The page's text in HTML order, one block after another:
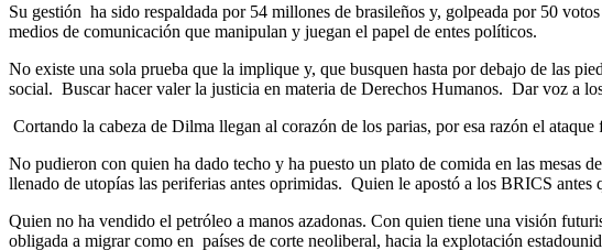
Su gestión ha sido respaldada por 54 millones de brasileños y, golpeada por 50
medios de comunicación que manipulan y juegan el papel de entes políticos.
No existe una sola prueba que la implique y, que busquen hasta por debajo de las
social. Buscar hacer valer la justicia en materia de Derechos Humanos. Dar voz a
Cortando la cabeza de Dilma llegan al corazón de los parias, por esa razón el
No pudieron con quien ha dado techo y ha puesto un plato de comida en las mesas
llenado de utopías las periferias antes oprimidas. Quien le apostó a los BRICS
Quien no ha vendido el petróleo a manos azadonas. Con quien tiene una visión
obligada a migrar como en países de corte neoliberal, hacia la explotación